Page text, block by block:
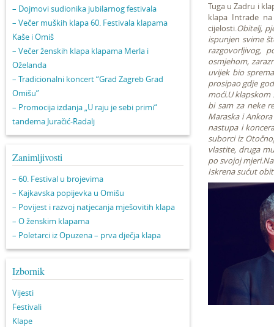
– Dojmovi sudionika jubilarnog festivala
– Večer muških klapa 60. Festivala klapama
Kaše i Omiš
– Večer ženskih klapa klapama Merla i
Oželanda
– Tradicionalni koncert “Grad Zagreb Grad
Omišu”
– Promocija izdanja „U raju je sebi primi“
tandema Juračić-Radalj
Zanimljivosti
– 60. Festival u brojevima
– Kajkavska popijevka u Omišu
– Povijest i razvoj natjecanja mješovitih klapa
– O ženskim klapama
– Poletarci iz Opuzena – prva dječja klapa
Izbornik
Vijesti
Festivali
Klape
Tuga u Zadru i
klapa Intrade
cijelosti.Obitelj,
ispunjen svime
razgovorljivog,
osmjehom,
uvijek bio
prosipao gdje
moći.U klapskom
bi sam za neke
Maraska i
nastupa i
suborci iz
vlastite, druga
po svojoj
Iskrena sućut